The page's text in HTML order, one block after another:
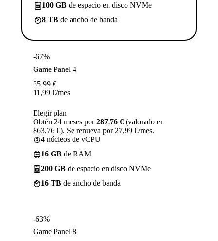
100 GB de espacio en disco NVMe
8 TB de ancho de banda
-67%
Game Panel 4
35,99 €
11,99 €/mes
Elegir plan
Obtén 24 meses por287,76 € (valorado en
863,76 €). Se renueva por 27,99 €/mes.
4 núcleos de vCPU
16 GB de RAM
200 GB de espacio en disco NVMe
16 TB de ancho de banda
-63%
Game Panel 8